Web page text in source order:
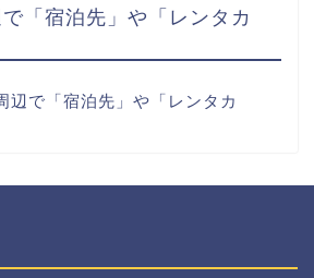
「宿泊先」や「レンタカ
辺で「宿泊先」や「レンタカ